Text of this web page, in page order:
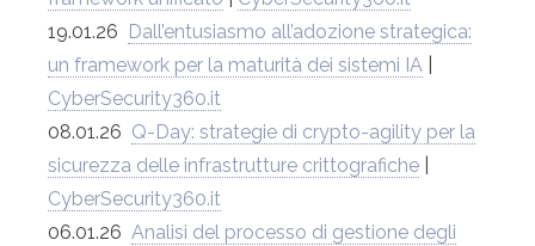
19.01.26
Dall’entusiasmo all’adozione strategica:
un framework per la maturità dei sistemi IA
CyberSecurity360.it
08.01.26 Q-Day: strategie di crypto-agility per la
sicurezza delle infrastrutture crittografiche
CyberSecurity360.it
06.01.26 Analisi del processo di gestione degli